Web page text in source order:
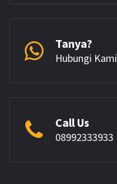
Tanya?
Hubungi Kami
Call Us
08992333933